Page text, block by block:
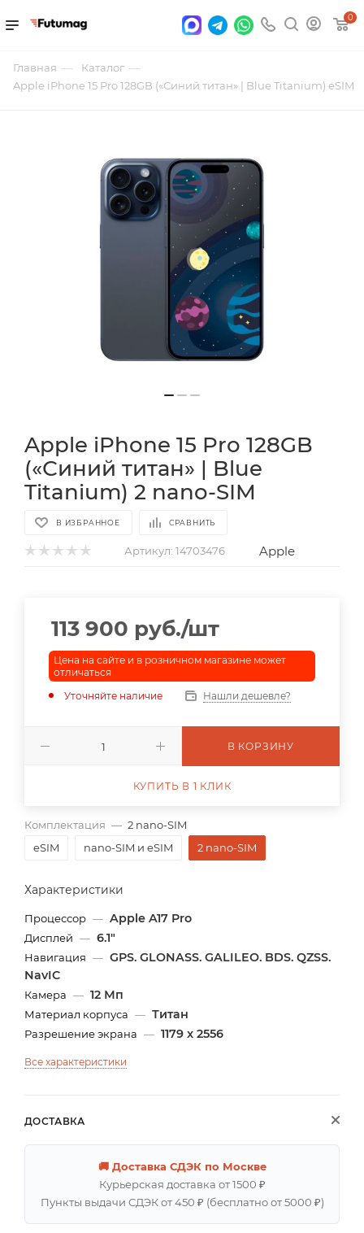
0
Главная — Каталог —
Apple iPhone 15 Pro 128GB («Синий титан» | Blue Titanium) eSIM
Apple iPhone 15 Pro 128GB
(«Синий титан» | Blue
Titanium) 2 nano-SIM
В ИЗБРАННОЕ СРАВНИТЬ
Артикул: 14703476 Apple
Комплектация — 2 nano-SIM
eSIM
nano-SIM и eSIM 2 nano-SIM
Характеристики
Процессор — Apple A17 Pro
Дисплей — 6.1"
Навигация — GPS. GLONASS. GALILEO. BDS. QZSS.
NavIC
Камера — 12 Мп
Материал корпуса — Титан
Разрешение экрана — 1179 x 2556
Все характеристики
ДОСТАВКА
🚚 Доставка СДЭК по Москве
Курьерская доставка от 1500 ₽
Пункты выдачи СДЭК от 450 ₽ (бесплатно от 5000 ₽)
113 900 руб./шт
Цена на сайте и в розничном магазине может
отличаться
Уточняйте наличие
Нашли дешевле?
В КОРЗИНУ
КУПИТЬ В 1 КЛИК